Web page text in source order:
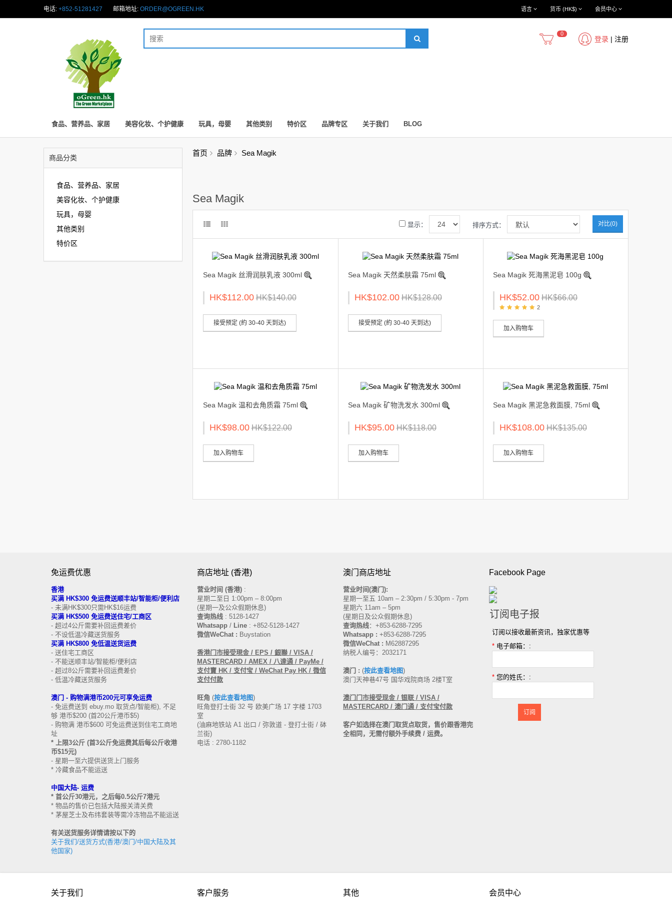
电话: +852-51281427 邮箱地址: ORDER@OGREEN.HK 会员中心
货币 (HK$)
语言
登录 | 注册
0
食品、营养品、家居 美容化妆、个护健康 玩具，母婴 其他类别 特价区 品牌专区 关于我们 BLOG
商品分类
食品、营养品、家居
美容化妆、个护健康
玩具，母婴
其他类别
特价区
首页 品牌 Sea Magik
Sea Magik
对比(0)
排序方式：
显示：
Sea Magik 丝滑润肤乳液 300ml
HK$112.00 HK$140.00
接受预定 (約 30-40 天到达)
Sea Magik 天然柔肤霜 75ml
HK$102.00 HK$128.00
接受预定 (約 30-40 天到达)
Sea Magik 死海黑泥皂 100g
HK$52.00 HK$66.00
2
加入购物车
Sea Magik 温和去角质霜 75ml
HK$98.00 HK$122.00
加入购物车
Sea Magik 矿物洗发水 300ml
HK$95.00 HK$118.00
加入购物车
Sea Magik 黑泥急救面膜, 75ml
HK$108.00 HK$135.00
加入购物车
免运费优惠
香港
买满 HK$300 免运费送顺丰站/智能柜/便利店
- 未满HK$300只需HK$16运费
买满 HK$500 免运费送住宅/工商区
- 超过4公斤需要补回运费差价
- 不设低温冷藏送货服务
买满 HK$800 免低温送货运费
- 送住宅工商区
- 不能送顺丰站/智能柜/便利店
- 超过8公斤需要补回运费差价
- 低温冷藏送货服务
澳门 - 购物满港币200元可享免运费
- 免运费送到 ebuy.mo 取货点/智能柜), 不足
够 港币$200 (首20公斤港币$5)
- 购物满 港币$600 可免运费送到住宅工商地
址
* 上限3公斤 (首3公斤免运费其后每公斤收港
币$15元)
- 星期一至六提供送货上门服务
* 冷藏食品不能运送
中国大陆- 运费
* 首公斤30港元，之后每0.5公斤7港元
* 物品的售价已包括大陆报关清关费
* 茅屋芝士及布纬套装等需冷冻物品不能运送
有关送货服务详情请按以下的
关于我们/送货方式(香港/澳门/中国大陆及其
他国家)
商店地址 (香港)
营业时间 (香港) :
星期二至日 1:00pm – 8:00pm
(星期一及公众假期休息)
查询热线 : 5128-1427
Whatsapp / Line : +852-5128-1427
微信WeChat : Buystation
香港门市接受現金 / EPS / 銀聯 / VISA /
MASTERCARD / AMEX / 八達通 / PayMe /
支付寶 HK / 支付宝 / WeChat Pay HK / 微信
支付付款
旺角 (按此查看地图)
旺角登打士街 32 号 欧美广场 17 字楼 1703
室
(油麻地铁站 A1 出口 / 弥敦道 - 登打士街 / 砵
兰街)
电话 : 2780-1182
澳门商店地址
营业时间(澳门):
星期一至五 10am – 2:30pm / 5:30pm - 7pm
星期六 11am – 5pm
(星期日及公众假期休息)
查询热线： +853-6288-7295
Whatsapp : +853-6288-7295
微信WeChat : M62887295
纳税人编号：2032171
澳门 : (按此查看地图)
澳门天神巷47号 国华戏院商场 2楼T室
澳门门市接受现金 / 银联 / VISA /
MASTERCARD / 澳门通 / 支付宝付款
客户如选择在澳门取货点取货，售价跟香港完
全相同，无需付额外手续费 / 运费。
Facebook Page
订阅电子报
订阅以接收最新资讯，独家优惠等
* 电子邮箱：:
* 您的姓氏：:
订阅
关于我们 客户服务 其他 会员中心